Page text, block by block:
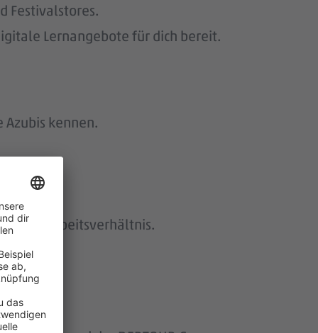
Festivalstores.
Lernangebote für dich bereit.
kennen.
Arbeitsverhältnis.